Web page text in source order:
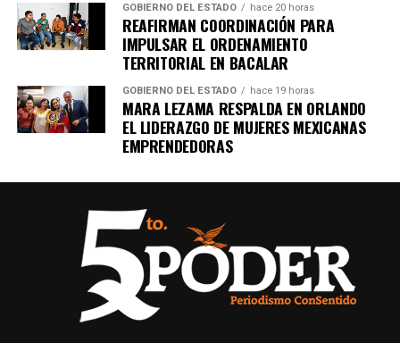
GOBIERNO DEL ESTADO hace 20 horas
REAFIRMAN COORDINACIÓN PARA
IMPULSAR EL ORDENAMIENTO
TERRITORIAL EN BACALAR
GOBIERNO DEL ESTADO hace 19 horas
MARA LEZAMA RESPALDA EN ORLANDO
EL LIDERAZGO DE MUJERES MEXICANAS
EMPRENDEDORAS